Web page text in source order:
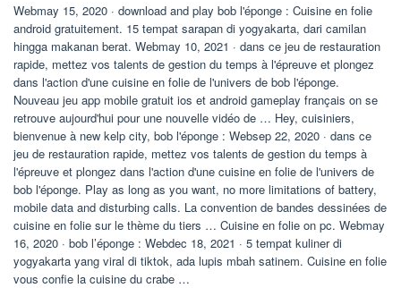
Webmay 15, 2020 · download and play bob l'éponge : Cuisine en folie
android gratuitement. 15 tempat sarapan di yogyakarta, dari camilan
hingga makanan berat. Webmay 10, 2021 · dans ce jeu de restauration
rapide, mettez vos talents de gestion du temps à l'épreuve et plongez
dans l'action d'une cuisine en folie de l'univers de bob l'éponge.
Nouveau jeu app mobile gratuit ios et android gameplay français on se
retrouve aujourd'hui pour une nouvelle vidéo de … Hey, cuisiniers,
bienvenue à new kelp city, bob l'éponge : Websep 22, 2020 · dans ce
jeu de restauration rapide, mettez vos talents de gestion du temps à
l'épreuve et plongez dans l'action d'une cuisine en folie de l'univers de
bob l'éponge. Play as long as you want, no more limitations of battery,
mobile data and disturbing calls. La convention de bandes dessinées de
cuisine en folie sur le thème du tiers … Cuisine en folie on pc. Webmay
16, 2020 · bob l’éponge : Webdec 18, 2021 · 5 tempat kuliner di
yogyakarta yang viral di tiktok, ada lupis mbah satinem. Cuisine en folie
vous confie la cuisine du crabe …